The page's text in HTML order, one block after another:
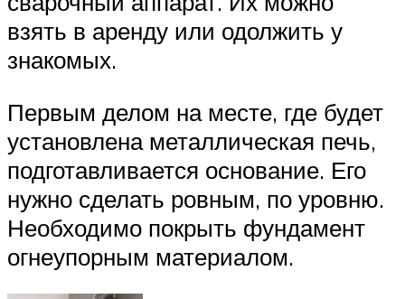
взять в аренду или одолжить у
знакомых.
Первым делом на месте, где будет
установлена металлическая печь,
подготавливается основание. Его
нужно сделать ровным, по уровню.
Необходимо покрыть фундамент
огнеупорным материалом.